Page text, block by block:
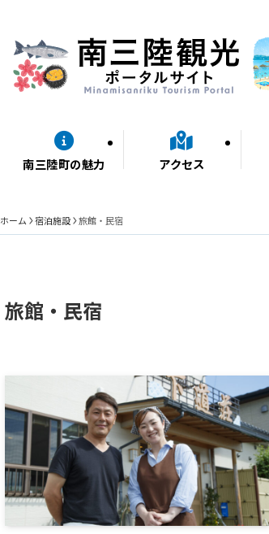
南三陸町の魅力 アクセス
ホーム 宿泊施設 旅館・民宿
旅館・民宿